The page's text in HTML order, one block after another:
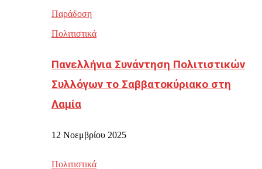
Παράδοση
Πολιτιστικά
Πανελλήνια Συνάντηση Πολιτιστικών
Συλλόγων το Σαββατοκύριακο στη
Λαμία
12 Νοεμβρίου 2025
Πολιτιστικά